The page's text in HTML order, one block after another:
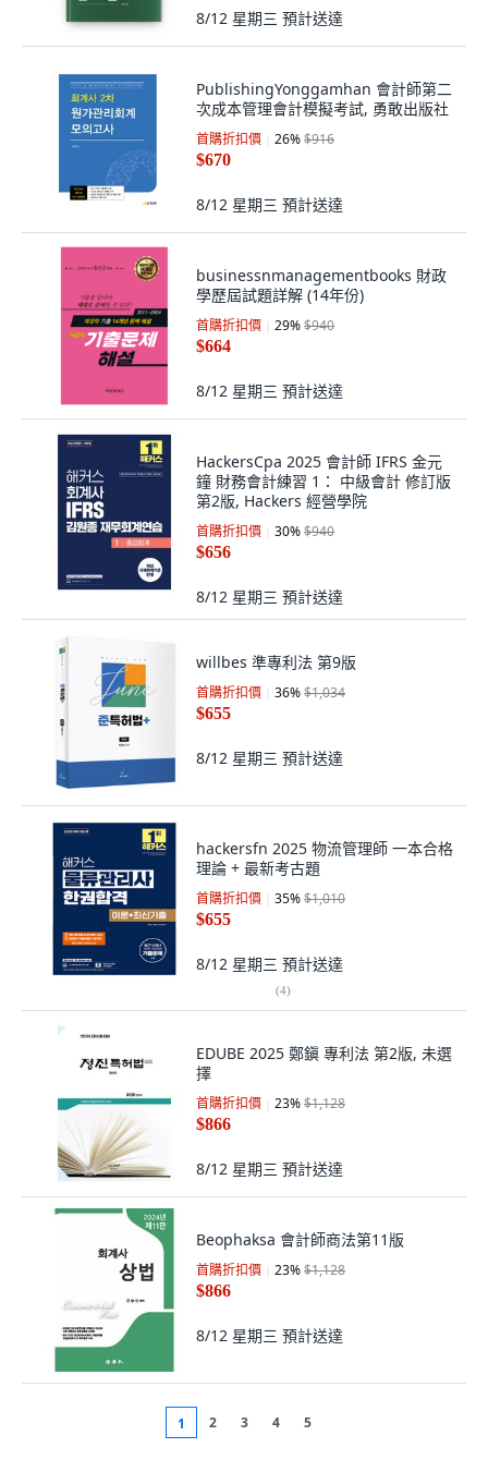
8/12 星期三 預計送達
PublishingYonggamhan 會計師第二
次成本管理會計模擬考試, 勇敢出版社
首購折扣價 26%$916
$670
8/12 星期三 預計送達
businessnmanagementbooks 財政
學歷屆試題詳解 (14年份)
首購折扣價 29%$940
$664
8/12 星期三 預計送達
HackersCpa 2025 會計師 IFRS 金元
鐘 財務會計練習 1： 中級會計 修訂版
第2版, Hackers 經營學院
首購折扣價 30%$940
$656
8/12 星期三 預計送達
willbes 準專利法 第9版
首購折扣價 36%$1,034
$655
8/12 星期三 預計送達
hackersfn 2025 物流管理師 一本合格
理論 + 最新考古題
首購折扣價 35%$1,010
$655
8/12 星期三 預計送達
(4)
EDUBE 2025 鄭鎭 專利法 第2版, 未選
擇
首購折扣價 23%$1,128
$866
8/12 星期三 預計送達
Beophaksa 會計師商法第11版
首購折扣價 23%$1,128
$866
8/12 星期三 預計送達
1 2 3 4 5